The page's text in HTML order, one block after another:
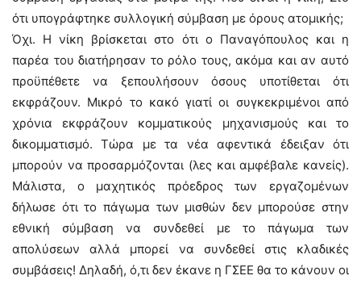
ότι υπογράφτηκε συλλογική σύμβαση με όρους ατομικής;
Όχι. Η νίκη βρίσκεται στο ότι ο Παναγόπουλος και η
παρέα του διατήρησαν το ρόλο τους, ακόμα και αν αυτό
προϋπέθετε να ξεπουλήσουν όσους υποτίθεται ότι
εκφράζουν. Μικρό το κακό γιατί οι συγκεκριμένοι από
χρόνια εκφράζουν κομματικούς μηχανισμούς και το
δικομματισμό. Τώρα με τα νέα αφεντικά έδειξαν ότι
μπορούν να προσαρμόζονται (λες και αμφέβαλε κανείς).
Μάλιστα, ο μαχητικός πρόεδρος των εργαζομένων
δήλωσε ότι το πάγωμα των μισθών δεν μπορούσε στην
εθνική σύμβαση να συνδεθεί με το πάγωμα των
απολύσεων αλλά μπορεί να συνδεθεί στις κλαδικές
συμβάσεις! Δηλαδή, ό,τι δεν έκανε η ΓΣΕΕ θα το κάνουν οι